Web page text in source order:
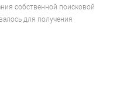
собственной поисковой
для получения